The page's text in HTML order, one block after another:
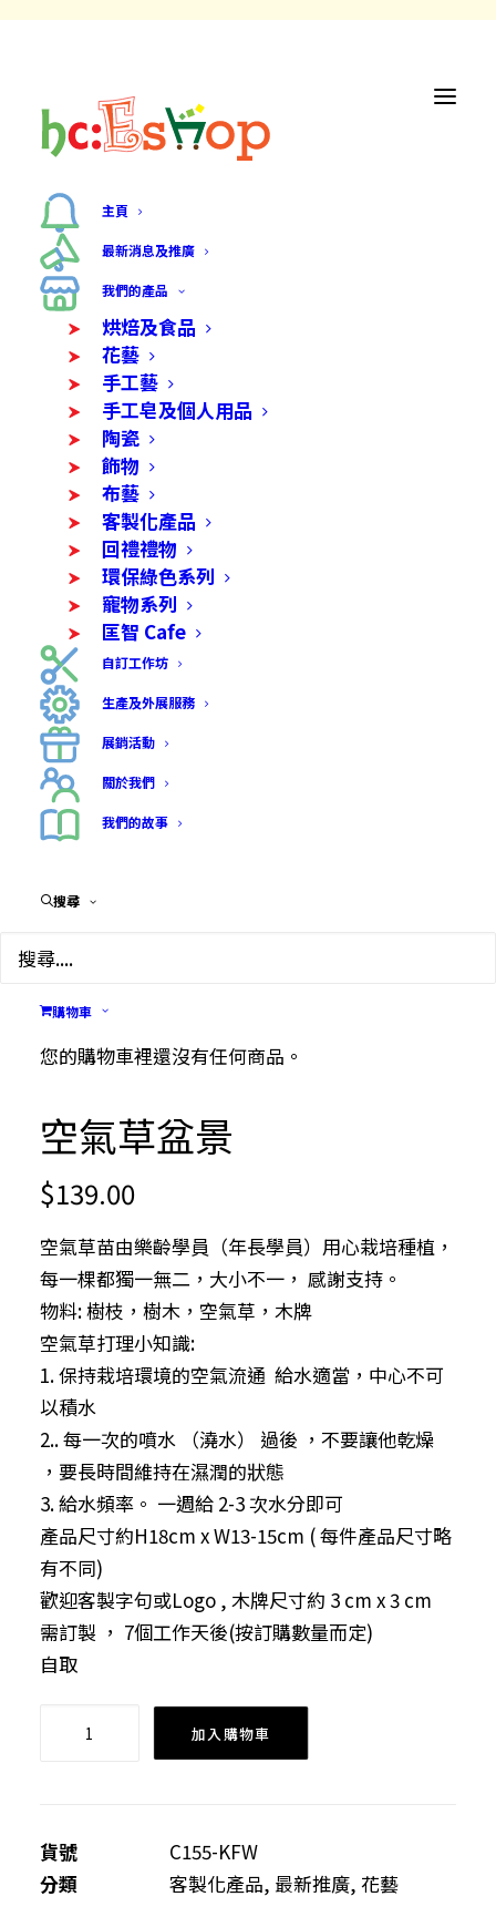
主頁
最新消息及推廣
我們的產品
烘焙及食品
花藝
手工藝
手工皂及個人用品
陶瓷
飾物
布藝
客製化產品
回禮禮物
環保綠色系列
寵物系列
匡智 Cafe
自訂工作坊
生產及外展服務
展銷活動
關於我們
我們的故事
搜尋
購物車
您的購物車裡還沒有任何商品。
空氣草盆景
$139.00
空氣草苗由樂齡學員（年長學員）用心栽培種植，
每一棵都獨一無二，大小不一， 感謝支持。
物料: 樹枝，樹木，空氣草，木牌
空氣草打理小知識:
1. 保持栽培環境的空氣流通 給水適當，中心不可
以積水
2.. 每一次的噴水 （澆水） 過後 ，不要讓他乾燥
，要長時間維持在濕潤的狀態
3. 給水頻率。 一週給 2-3 次水分即可
產品尺寸約H18cm x W13-15cm ( 每件產品尺寸略
有不同)
歡迎客製字句或Logo , 木牌尺寸約 3 cm x 3 cm
需訂製 ， 7個工作天後(按訂購數量而定)
自取
景
數
加入購物車
貨號
C155-KFW
分類
客製化產品, 最新推廣, 花藝